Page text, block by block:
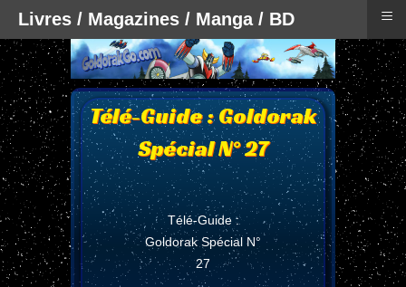
Télé-Guide : Goldorak
Spécial N° 27
Télé-Guide :
Goldorak Spécial N°
27
Livres / Magazines / Manga / BD ≡